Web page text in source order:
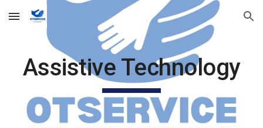
Skip to main content Skip to navigation
Assistive Technology